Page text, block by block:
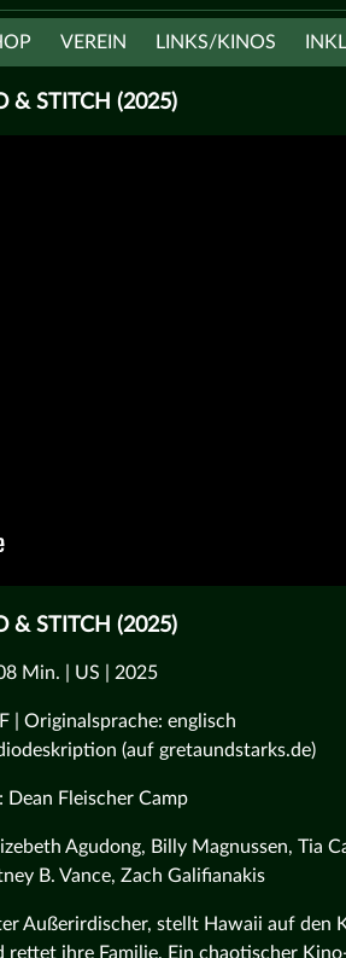
VEREIN LINKS/KINOS
& STITCH (2025)
& STITCH (2025)
Min. | US | 2025
| Originalsprache: englisch
(auf gretaundstarks.de)
Dean Fleischer Camp
Agudong, Billy Magnussen, Tia
B. Vance, Zach Galifianakis
Außerirdischer, stellt Hawaii auf den
ihre Familie. Ein chaotischer